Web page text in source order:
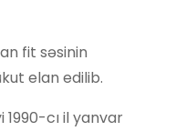
fit səsinin
elan edilib.
1990-cı il yanvar